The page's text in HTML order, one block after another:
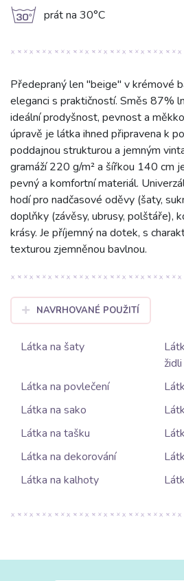
g prát na 30°C
Předepraný len "beige" v krémové
eleganci s praktičností. Směs 87%
ideální prodyšnost, pevnost a
úpravě je látka ihned připravena k
poddajnou strukturou a jemným
gramáží 220 g/m² a šířkou 140 cm
pevný a komfortní materiál.
hodí pro nadčasové oděvy (šaty,
doplňky (závěsy, ubrusy, polštáře),
krásy. Je příjemný na dotek, s
texturou zjemněnou bavlnou.
NAVRHOVANÉ POUŽITÍ
Látka na šaty
židli
Látka na povlečení
Látka na sako
Látka na tašku
Látka na dekorování
Látka na kalhoty